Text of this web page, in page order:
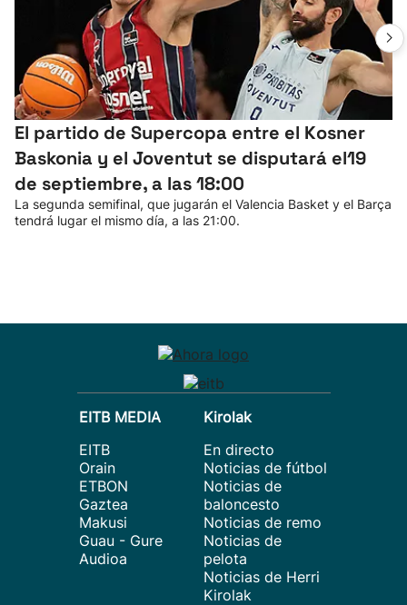
El partido de Supercopa entre el Kosner
Baskonia y el Joventut se disputará el19
de septiembre, a las 18:00
La segunda semifinal, que jugarán el Valencia Basket y el Barça
tendrá lugar el mismo día, a las 21:00.
EITB MEDIA
EITB
Orain
ETBON
Gaztea
Makusi
Guau - Gure
Audioa
Kirolak
En directo
Noticias de fútbol
Noticias de
baloncesto
Noticias de remo
Noticias de
pelota
Noticias de Herri
Kirolak